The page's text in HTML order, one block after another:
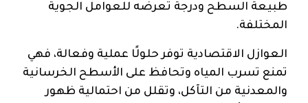
طبيعة السطح ودرجة تعرضه للعوامل الجوية
المختلفة.
العوازل الاقتصادية توفر حلولًا عملية وفعالة، فهي
تمنع تسرب المياه وتحافظ على الأسطح الخرسانية
والمعدنية من التآكل، وتقلل من احتمالية ظهور